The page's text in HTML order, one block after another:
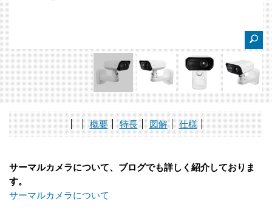
概要 特長 図解 仕様
サーマルカメラについて、ブログでも詳しく紹介しておりま
す。
サーマルカメラについて